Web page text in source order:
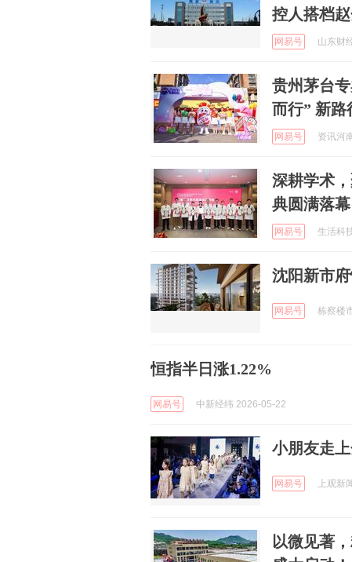
控人搭档
网易号 山东财
贵州茅台
而行” 新路
网易号 资讯河
深耕学术
典圆满落幕
网易号 生活科
沈阳新市
网易号 栋察楼
恒指半日涨1.22%
网易号 中新经纬 2026-05-22
小朋友走
网易号 上观新
以微见著